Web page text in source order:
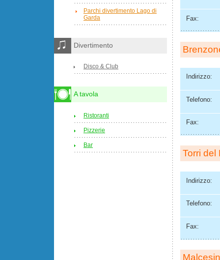
Fax:
Indirizzo:
Telefono:
Fax:
Torri del
Indirizzo:
Telefono:
Fax:
Parchi divertimento Lago di
Garda
Divertimento
Disco & Club
A tavola
Ristoranti
Pizzerie
Bar